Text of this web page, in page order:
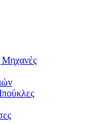
Μηχανές